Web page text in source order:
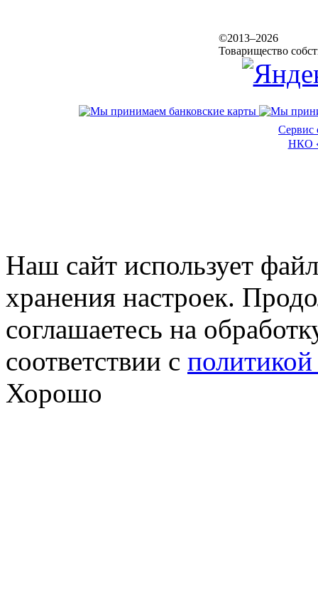
©2013–2026
Товарищество
Сервис
НКО
Наш сайт использует
хранения настроек.
соглашаетесь на
соответствии с
Хорошо